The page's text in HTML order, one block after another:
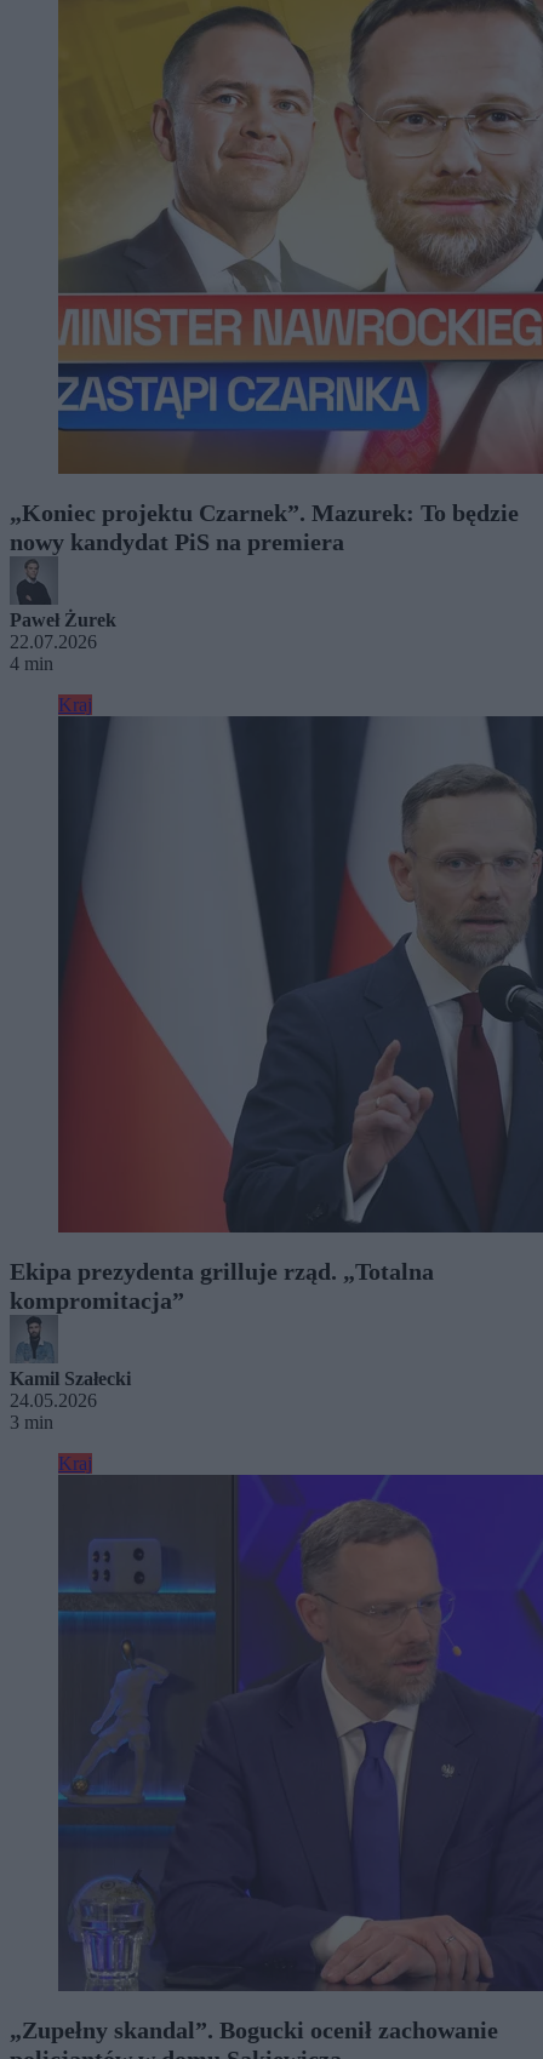
„Koniec projektu Czarnek”. Mazurek: To będzie
nowy kandydat PiS na premiera
Paweł Żurek
22.07.2026
4 min
Kraj
Ekipa prezydenta grilluje rząd. „Totalna
kompromitacja”
Kamil Szałecki
24.05.2026
3 min
Kraj
„Zupełny skandal”. Bogucki ocenił zachowanie